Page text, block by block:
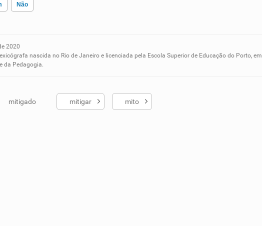
Não
me ajudou
2020
nascida no Rio de Janeiro e licenciada pela Escola Superior de Educação do Porto, em
da Pedagogia.
mitigado mitigar mito